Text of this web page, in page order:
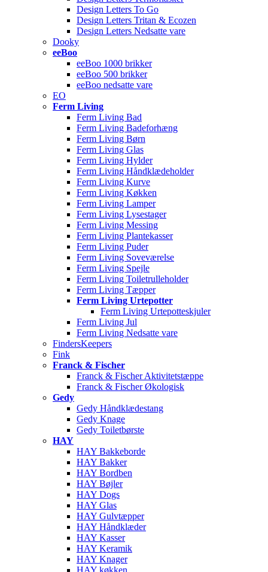
Design Letters To Go
Design Letters Tritan & Ecozen
Design Letters Nedsatte vare
Dooky
eeBoo
eeBoo 1000 brikker
eeBoo 500 brikker
eeBoo nedsatte vare
EO
Ferm Living
Ferm Living Bad
Ferm Living Badeforhæng
Ferm Living Børn
Ferm Living Glas
Ferm Living Hylder
Ferm Living Håndklædeholder
Ferm Living Kurve
Ferm Living Køkken
Ferm Living Lamper
Ferm Living Lysestager
Ferm Living Messing
Ferm Living Plantekasser
Ferm Living Puder
Ferm Living Soveværelse
Ferm Living Spejle
Ferm Living Toiletrulleholder
Ferm Living Tæpper
Ferm Living Urtepotter
Ferm Living Urtepotteskjuler
Ferm Living Jul
Ferm Living Nedsatte vare
FindersKeepers
Fink
Franck & Fischer
Franck & Fischer Aktivitetstæppe
Franck & Fischer Økologisk
Gedy
Gedy Håndklædestang
Gedy Knage
Gedy Toiletbørste
HAY
HAY Bakkeborde
HAY Bakker
HAY Bordben
HAY Bøjler
HAY Dogs
HAY Glas
HAY Gulvtæpper
HAY Håndklæder
HAY Kasser
HAY Keramik
HAY Knager
HAY køkken